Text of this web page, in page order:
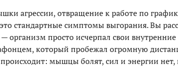
агрессии, отвращение к работе по
стандартные симптомы выгорания. Вы
организм просто исчерпал свои
который пробежал огромную
мышцы болят, сил и энергии нет,